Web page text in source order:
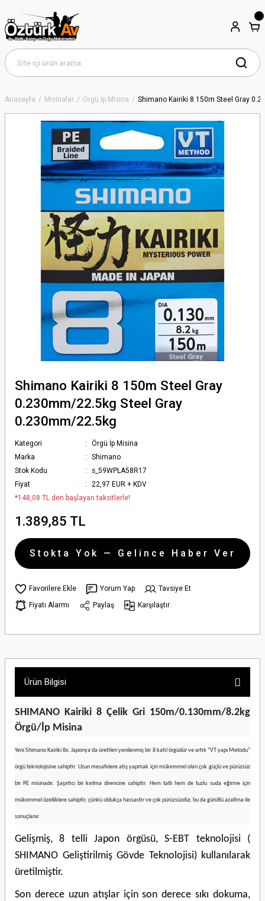
Anasayfa Misinalar Örgü İp Misina Shimano Kairiki 8 150m Steel Gray
Shimano Kairiki 8 150m Steel Gray
0.230mm/22.5kg Steel Gray
0.230mm/22.5kg
Kategori
Örgü İp Misina
Marka
Shimano
Stok Kodu
s_59WPLA58R17
Fiyat
22,97 EUR + KDV
*148,08 TL den başlayan taksitlerle!
1.389,85 TL
Stokta Yok — Gelince Haber Ver
Yorum Yap
Tavsiye Et
Fiyatı Alarmı
Paylaş Karşılaştır
Ürün Bilgisi
SHIMANO Kairiki 8 Çelik Gri 150m/0.130mm/8.2kg
Örgü/İp Misina
Yeni Shimano Kairiki 8x, Japonya'da üretilen yenilenmiş bir 8 katıl örgüdür ve artık “VT yapı Metodu”
örgü teknolojisine sahiptir. Uzun mesafelere atış yapmak için mükemmel olan çok güçlü ve pürüzsüz
bir PE misinadır. Şaşırtıcı bir kırılma direncine sahiptir. Hem tatlı hem de tuzlu suda eğirme için
mükemmel özelliklere sahiptir, çünkü oldukça hassastır ve çok pürüzsüzdür, bu da gürültü azaltma ile
sonuçlanır.
Gelişmiş, 8 telli Japon örgüsü, S-EBT teknolojisi (
SHIMANO Geliştirilmiş Gövde Teknolojisi) kullanılarak
üretilmiştir.
Son derece uzun atışlar için son derece sıkı dokuma,